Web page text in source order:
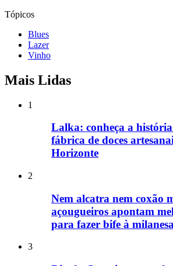
Tópicos
Blues
Lazer
Vinho
Mais Lidas
1
Lalka: conheça a
fábrica de doces
Horizonte
2
Nem alcatra nem coxão
açougueiros apontam
para fazer bife à milanesa
3